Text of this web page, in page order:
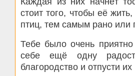
стоит того, чтобы её
птиц, тем самым рано или
Тебе было очень
себе ещё одну
благородство и отпусти